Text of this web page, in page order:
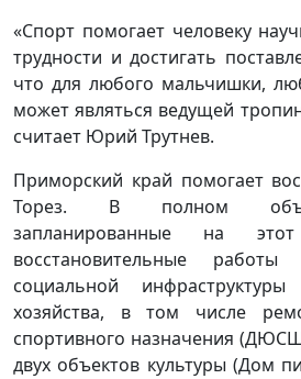
«Спорт помогает человеку
трудности и достигать
что для любого мальчишки,
может являться ведущей
считает Юрий Трутнев.
Приморский край помогает
Торез. В полном
запланированные на
восстановительные
социальной
хозяйства, в том числе
спортивного назначения
двух объектов культуры (Дом